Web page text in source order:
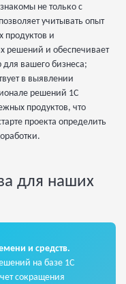
не только с
учитывать опыт
продуктов и
решений и обеспечивает
вашего бизнеса;
в выявлении
решений 1С
продуктов, что
проекта определить
для наших
и средств.
на базе 1С
сокращения